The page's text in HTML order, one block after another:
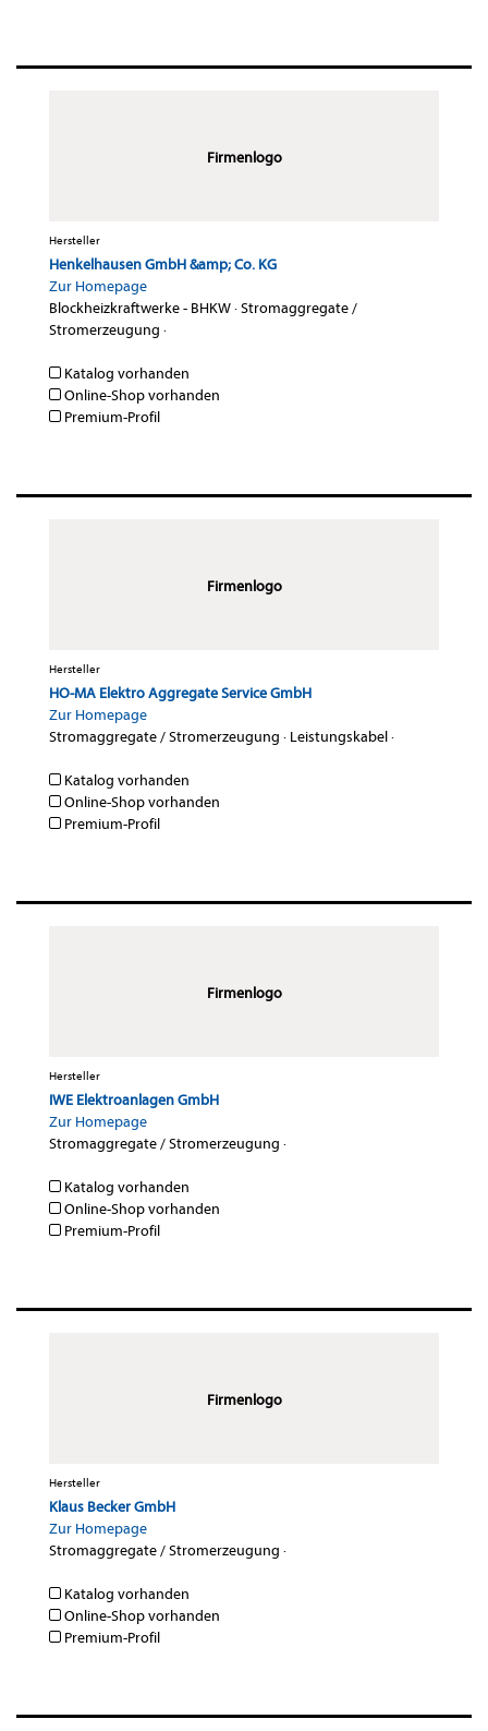
Firmenlogo
Hersteller
Henkelhausen GmbH &amp; Co. KG
Zur Homepage
Blockheizkraftwerke - BHKW·Stromaggregate /
Stromerzeugung ·
Katalog vorhanden
Online-Shop vorhanden
Premium-Profil
Firmenlogo
Hersteller
HO-MA Elektro Aggregate Service GmbH
Zur Homepage
Stromaggregate / Stromerzeugung · Leistungskabel·
Katalog vorhanden
Online-Shop vorhanden
Premium-Profil
Firmenlogo
Hersteller
IWE Elektroanlagen GmbH
Zur Homepage
Stromaggregate / Stromerzeugung ·
Katalog vorhanden
Online-Shop vorhanden
Premium-Profil
Firmenlogo
Hersteller
Klaus Becker GmbH
Zur Homepage
Stromaggregate / Stromerzeugung ·
Katalog vorhanden
Online-Shop vorhanden
Premium-Profil